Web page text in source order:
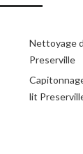
Nettoyage
Preserville
lit